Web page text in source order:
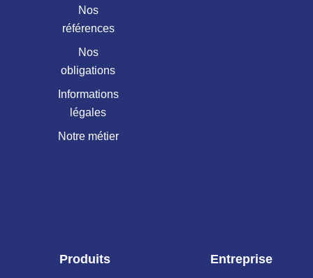
Nos
références
Nos
obligations
Informations
légales
Notre métier
Produits Entreprise